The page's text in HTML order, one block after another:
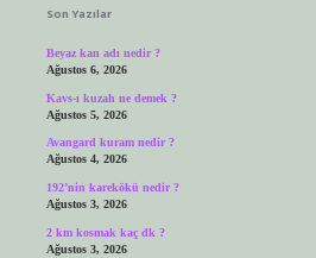
Son Yazılar
Beyaz kan adı nedir ?
Ağustos 6, 2026
Kavs-ı kuzah ne demek ?
Ağustos 5, 2026
Avangard kuram nedir ?
Ağustos 4, 2026
192’nin karekökü nedir ?
Ağustos 3, 2026
2 km kosmak kaç dk ?
Ağustos 3, 2026